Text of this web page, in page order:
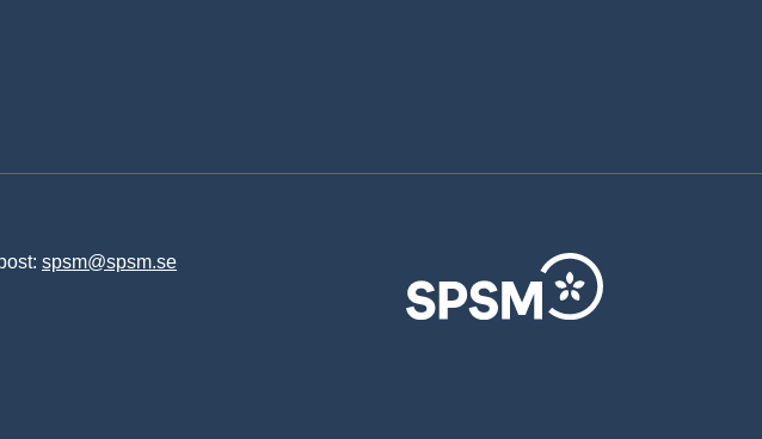
spsm@spsm.se